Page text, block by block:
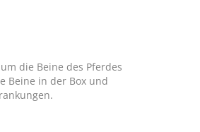
die Beine des Pferdes
Beine in der Box und